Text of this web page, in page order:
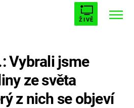
ŽIVĚ
AVENGERS 5
Vybrali jsme
ze světa
z nich se objeví